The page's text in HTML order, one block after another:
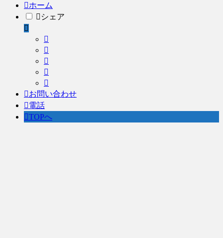
ホーム
シェア
お問い合わせ
電話
TOPへ